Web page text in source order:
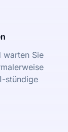
warten Sie
stündige